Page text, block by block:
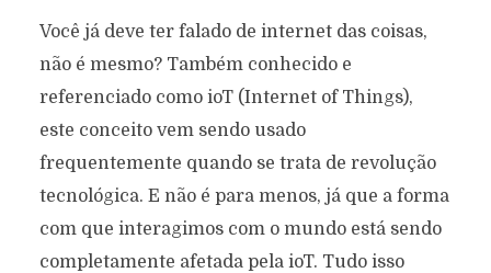
Você já deve ter falado de internet das coisas,
não é mesmo? Também conhecido e
referenciado como ioT (Internet of Things),
este conceito vem sendo usado
frequentemente quando se trata de revolução
tecnológica. E não é para menos, já que a forma
com que interagimos com o mundo está sendo
completamente afetada pela ioT. Tudo isso